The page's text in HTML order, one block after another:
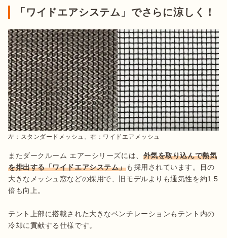
「ワイドエアシステム」でさらに涼しく！
左：スタンダードメッシュ、右：ワイドエアメッシュ
またダークルーム エアーシリーズには、 外気を取り込んで熱気
を排出する「ワイドエアシステム」も採用されています。目の
大きなメッシュ窓などの採用で、旧モデルよりも通気性を約1.5
倍も向上。
テント上部に搭載された大きなベンチレーションもテント内の
冷却に貢献する仕様です。